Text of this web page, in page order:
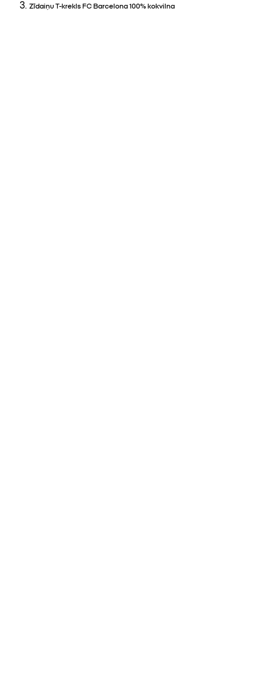
Zīdaiņu T-krekls FC Barcelona 100% kokvilna